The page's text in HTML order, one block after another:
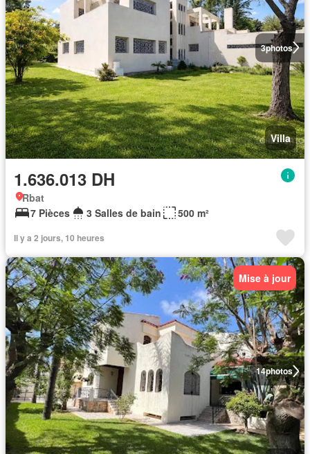
3photos
Villa
1.636.013 DH
Rbat
7 Pièces
3 Salles de bain 500 m²
Il y a 2 jours, 10 heures
14photos
Mise à jour